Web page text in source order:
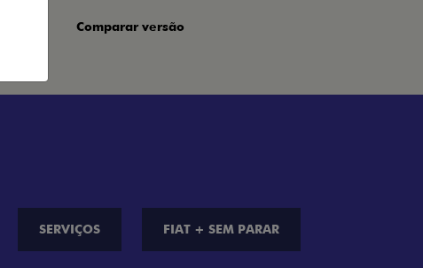
Comparar versão
SERVIÇOS FIAT + SEM PARAR